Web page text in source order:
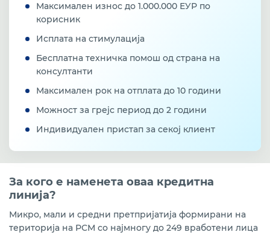
поддржани од УСАИД
Програма за поддршка на конкурентноста на МСП
(SME-CSP) со бесплатна техничка поддршка и 15%
грант за кредитокорисниците, финансирана од
Кредитна линија од ЕИБ преку РБСМ за учество
во програмата за кредитирање на МСП и средно
пазарно капитализирани претпријатија VI
Кредитно-гарантна шема од Гарантен фонд преку
Развојна Банка на Северна Македонија (РБСМ)
Програма за одржливо рестартирање на МСП
финансирана од ЕБОР со бесплатна техничка
поддржан од донаторите Норвешка, Луксембург и
САД
Максимален износ до 1.000.000 ЕУР по
корисник
Исплата на стимулација
Бесплатна техничка помош од страна на
консултанти
Максимален рок на отплата до 10 години
Можност за грејс период до 2 години
Индивидуален пристап за секој клиент
За кого е наменета оваа кредитна
линија?
Микро, мали и средни претпријатија формирани на
територија на РСМ со најмногу до 249 вработени лица